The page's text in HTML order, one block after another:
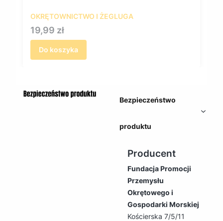
OKRĘTOWNICTWO I ŻEGLUGA
Cena
19,99 zł
Do koszyka
Bezpieczeństwo
produktu
Producent
Fundacja Promocji
Przemysłu
Okrętowego i
Gospodarki Morskiej
Kościerska 7/5/11